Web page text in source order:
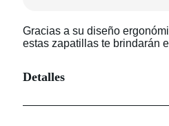
Gracias a su diseño
estas zapatillas te brindarán
Detalles